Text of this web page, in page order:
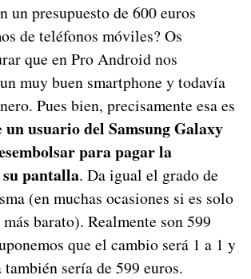
un presupuesto de 600 euros
de teléfonos móviles? Os
que en Pro Android nos
muy buen smartphone y todavía
Pues bien, precisamente esa es
un usuario del Samsung Galaxy
para pagar la
pantalla. Da igual el grado de
(en muchas ocasiones si es solo
barato). Realmente son 599
que el cambio será 1 a 1 y
también sería de 599 euros.